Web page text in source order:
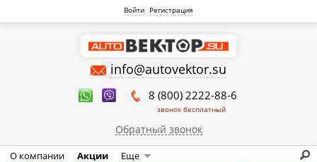
Войти Регистрация
info@autovektor.su
8 (800) 2222-88-6
звонок бесплатный
Обратный звонок
О компании Акции Еще